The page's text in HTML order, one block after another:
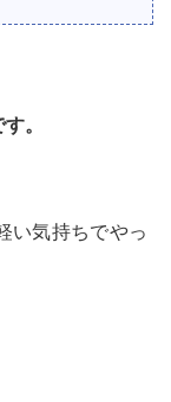
。
い気持ちでやっ